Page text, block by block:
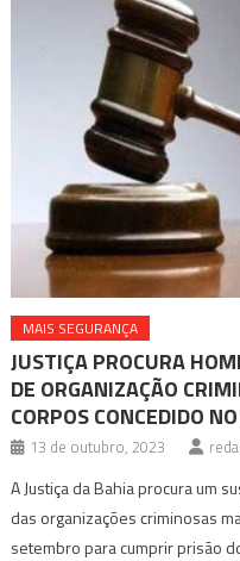
MAIS SEGURANÇA
JUSTIÇA PROCURA
DE ORGANIZAÇÃO
CORPOS CONCEDIDO
13 de outubro, 2023
A Justiça da Bahia procura um
das organizações criminosas
setembro para cumprir prisão